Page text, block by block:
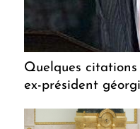
Quelques
ex-président